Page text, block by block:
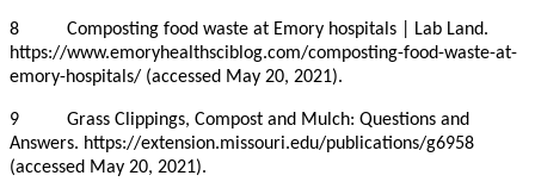
8 Composting food waste at Emory hospitals | Lab Land.
https://www.emoryhealthsciblog.com/composting-food-waste-at-
emory-hospitals/ (accessed May 20, 2021).
9 Grass Clippings, Compost and Mulch: Questions and
Answers. https://extension.missouri.edu/publications/g6958
(accessed May 20, 2021).